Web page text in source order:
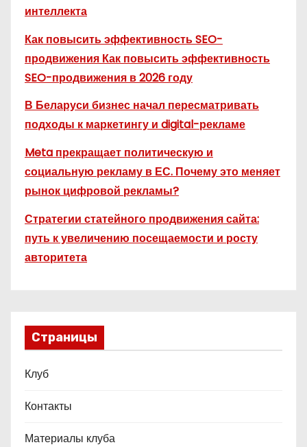
интеллекта
Как повысить эффективность SEO-
продвижения Как повысить эффективность
SEO-продвижения в 2026 году
В Беларуси бизнес начал пересматривать
подходы к маркетингу и digital-рекламе
Meta прекращает политическую и
социальную рекламу в ЕС. Почему это меняет
рынок цифровой рекламы?
Стратегии статейного продвижения сайта:
путь к увеличению посещаемости и росту
авторитета
Страницы
Клуб
Контакты
Материалы клуба